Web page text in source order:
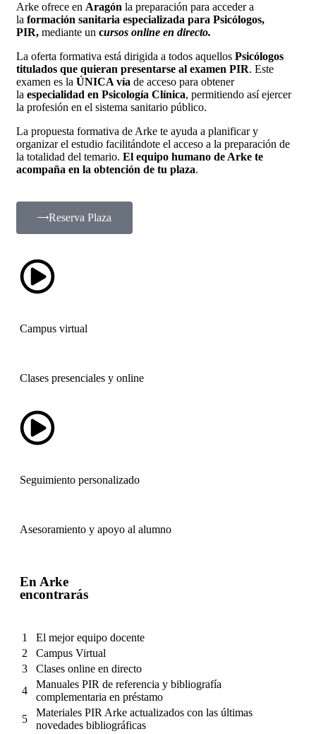
Arke ofrece en Aragón la preparación para acceder a
la formación sanitaria especializada para Psicólogos,
PIR, mediante un cursos online en directo.
La oferta formativa está dirigida a todos aquellos Psicólogos
titulados que quieran presentarse al examen PIR. Este
examen es la ÚNICA vía de acceso para obtener
la especialidad en Psicología Clínica, permitiendo así ejercer
la profesión en el sistema sanitario público.
La propuesta formativa de Arke te ayuda a planificar y
organizar el estudio facilitándote el acceso a la preparación de
la totalidad del temario. El equipo humano de Arke te
acompaña en la obtención de tu plaza.
Reserva Plaza
Campus virtual
Clases presenciales y online
Seguimiento personalizado
Asesoramiento y apoyo al alumno
En Arke
encontrarás
1
El mejor equipo docente
2
Campus Virtual
3
Clases online en directo
4
Manuales PIR de referencia y bibliografía
complementaria en préstamo
5
Materiales PIR Arke actualizados con las últimas
novedades bibliográficas